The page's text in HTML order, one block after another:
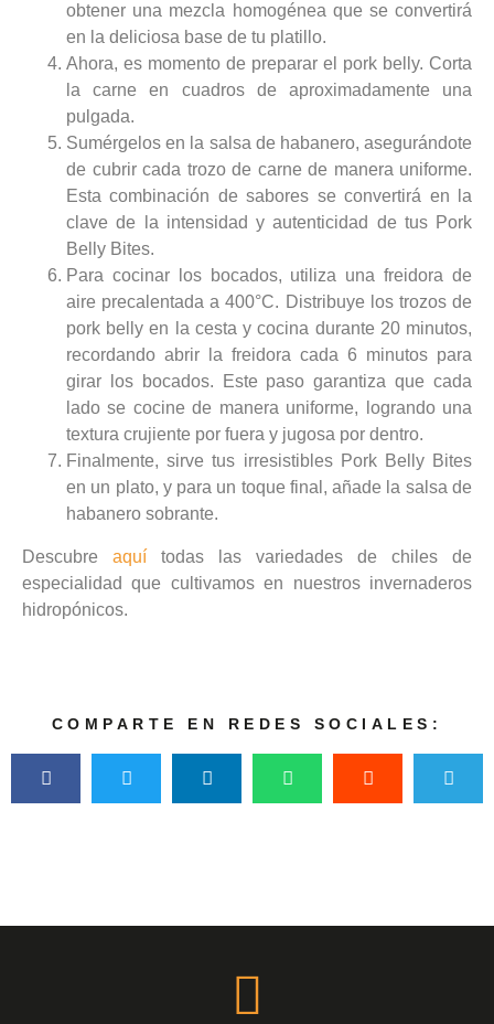
obtener una mezcla homogénea que se convertirá
en la deliciosa base de tu platillo.
Ahora, es momento de preparar el pork belly. Corta
la carne en cuadros de aproximadamente una
pulgada.
Sumérgelos en la salsa de habanero, asegurándote
de cubrir cada trozo de carne de manera uniforme.
Esta combinación de sabores se convertirá en la
clave de la intensidad y autenticidad de tus Pork
Belly Bites.
Para cocinar los bocados, utiliza una freidora de
aire precalentada a 400°C. Distribuye los trozos de
pork belly en la cesta y cocina durante 20 minutos,
recordando abrir la freidora cada 6 minutos para
girar los bocados. Este paso garantiza que cada
lado se cocine de manera uniforme, logrando una
textura crujiente por fuera y jugosa por dentro.
Finalmente, sirve tus irresistibles Pork Belly Bites
en un plato, y para un toque final, añade la salsa de
habanero sobrante.
Descubre aquí todas las variedades de chiles de
especialidad que cultivamos en nuestros invernaderos
hidropónicos.
COMPARTE EN REDES SOCIALES: